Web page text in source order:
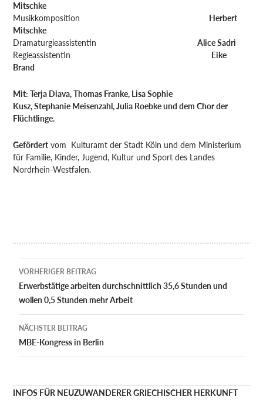
Mitschke
Musikkomposition Herbert
Mitschke
DramaturgieassistentinAlice Sadri
Regieassistentin Eike
Brand
Mit: Terja Diava, Thomas Franke, Lisa Sophie
Kusz, Stephanie Meisenzahl, Julia Roebke und dem Chor der
Flüchtlinge.
Gefördert vom Kulturamt der Stadt Köln und dem Ministerium
für Familie, Kinder, Jugend, Kultur und Sport des Landes
Nordrhein-Westfalen.
Beitragsnavigation
VORHERIGER BEITRAG
Erwerbstätige arbeiten durchschnittlich 35,6 Stunden und
wollen 0,5 Stunden mehr Arbeit
NÄCHSTER BEITRAG
MBE-Kongress in Berlin
INFOS FÜR NEUZUWANDERER GRIECHISCHER HERKUNFT